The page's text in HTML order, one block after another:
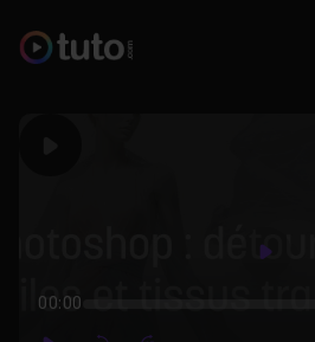
Play
00:00